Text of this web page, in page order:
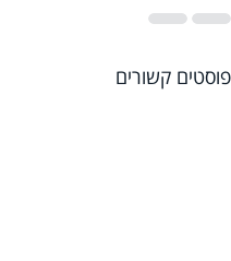
פוסטים קשורים